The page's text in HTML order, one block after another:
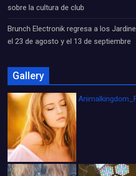
sobre la cultura de club
Brunch Electronik regresa a los
el 23 de agosto y el 13 de septiembre
Gallery